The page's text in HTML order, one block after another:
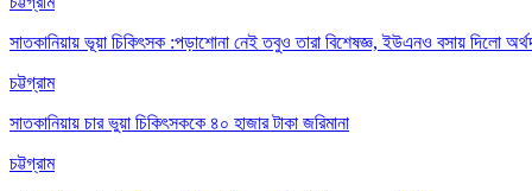
সাতকানিয়ায় ভূয়া চিকিৎসক :পড়াশোনা নেই তবুও তারা বিশেষজ্ঞ, ইউএনও বসায় দিলো
চট্টগ্রাম
সাতকানিয়ায় চার ভুয়া চিকিৎসককে ৪০ হাজার টাকা জরিমানা
চট্টগ্রাম